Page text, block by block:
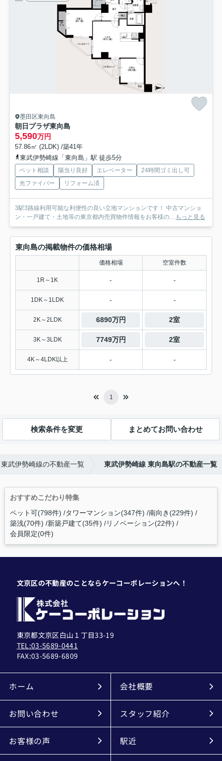
墨田区東向島
朝日プラザ東向島
5,590万円
57.86㎡ (2LDK) /築41年
東武伊勢崎線「東向島」駅 徒歩5分
ペット相談 陽当り良好 エレベーター
24時間ゴミ出し可
光ファイバー
リフォーム済
3駅3路線利用可能な利便性の良い立地マンションです！ 中古マンショ
ン・一戸建て・土地等の東京都内売買物件情報をお客様の... もっと見る
東向島の掲載物件の価格相場
価格相場 空室件数
1R～1K - -
1DK～1LDK - -
2K～2LDK 6890万円 2室
3K～3LDK 7749万円 2室
4K～4LDK以上 - -
1
検索条件を変更 まとめてお問い合わせ
東武伊勢崎線の不動産一覧 東武伊勢崎線 東向島駅の不動産一覧
おすすめこだわり特集
ペット可(798件) タワーマンション(347件) 南向き(229件)
築浅(70件) 新築戸建て(35件) リノベーション(22件)
会員限定(0件)
文京区の不動産のことならケーコーポレーションへ！
東京都文京区白山１丁目33-19
TEL:03-5689-0441
FAX:03-5689-6809
ホーム 会社概要
お問い合わせ スタッフ紹介
お客様の声 駅近